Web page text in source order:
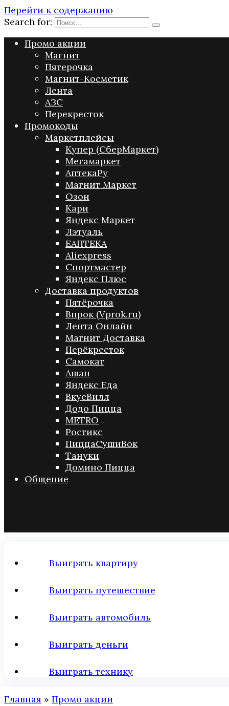
Перейти к содержанию
Search for:
Промо акции
Магнит
Пятерочка
Магнит-Косметик
Лента
АЗС
Перекресток
Промокоды
Маркетплейсы
Купер (СберМаркет)
Мегамаркет
АптекаРу
Магнит Маркет
Озон
Кари
Яндекс Маркет
Лэтуаль
ЕАПТЕКА
Aliexpress
Спортмастер
Яндекс Плюс
Доставка продуктов
Пятёрочка
Впрок (Vprok.ru)
Лента Онлайн
Магнит Доставка
Перёкресток
Самокат
Ашан
Яндекс Еда
ВкусВилл
Додо Пицца
METRO
Ростикс
ПиццаСушиВок
Тануки
Домино Пицца
Общение
Выиграть квартиру
Выиграть путешествие
Выиграть автомобиль
Выиграть деньги
Выиграть технику
Главная » Промо акции